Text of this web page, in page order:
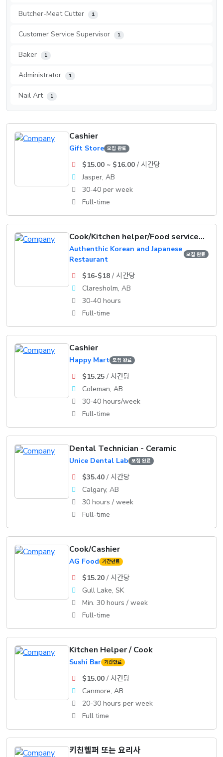
Butcher-Meat Cutter 1
Customer Service Supervisor 1
Baker 1
Administrator 1
Nail Art 1
Cashier
Gift Store 모집 완료
$15.00 ~ $16.00/ 시간당
Jasper, AB
30-40 per week
Full-time
Cook/Kitchen helper/Food service supervisor
Authenthic Korean and Japanese
Restaurant
모집 완료
$16-$18/ 시간당
Claresholm, AB
30-40 hours
Full-time
Cashier
Happy Mart 모집 완료
$15.25/ 시간당
Coleman, AB
30-40 hours/week
Full-time
Dental Technician - Ceramic
Unice Dental Lab 모집 완료
$35.40/ 시간당
Calgary, AB
30 hours / week
Full-time
Cook/Cashier
AG Food 기간만료
$15.20/ 시간당
Gull Lake, SK
Min. 30 hours / week
Full-time
Kitchen Helper / Cook
Sushi Bar 기간만료
$15.00/ 시간당
Canmore, AB
20-30 hours per week
Full time
키친헬퍼 또는 요리사